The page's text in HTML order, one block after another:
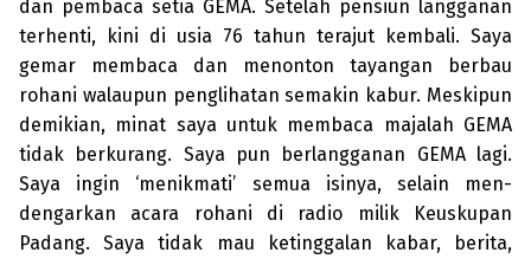
dan pem­baca setia GEMA. Setelah pensiun langganan
terhenti, kini di usia 76 tahun terajut kembali. Saya
gemar membaca dan me­non­ton tayangan berbau
rohani walaupun peng­lihatan semakin kabur. Meskipun
demikian, minat saya untuk membaca majalah GEMA
tidak berkurang. Saya pun berlangganan GEMA lagi.
Saya ingin ‘menikmati’ semua isinya, selain men­
dengarkan acara rohani di radio milik Keuskupan
Padang. Saya tidak mau ketinggalan kabar, berita,